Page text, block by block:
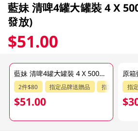
藍妹 清啤4罐大罐裝 4 X
發放)
$51.00
藍妹 清啤4罐大罐裝 4 X 500ML (包裝隨機發放)
2件$80 指定品牌送贈品 指定分類送贈
$51.00
指